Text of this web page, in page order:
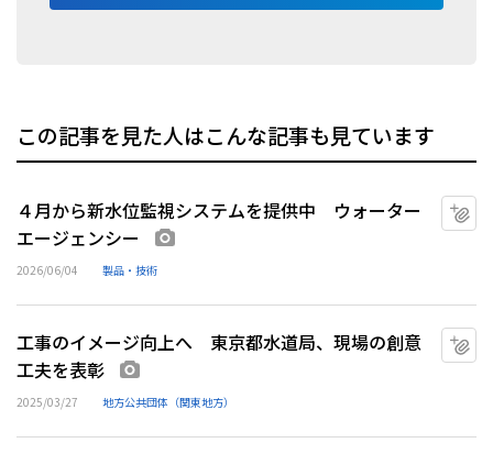
この記事を見た人はこんな記事も見ています
４月から新水位監視システムを提供中 ウォーター
エージェンシー
2026/06/04 製品・技術
工事のイメージ向上へ 東京都水道局、現場の創意
工夫を表彰
2025/03/27 地方公共団体（関東地方）